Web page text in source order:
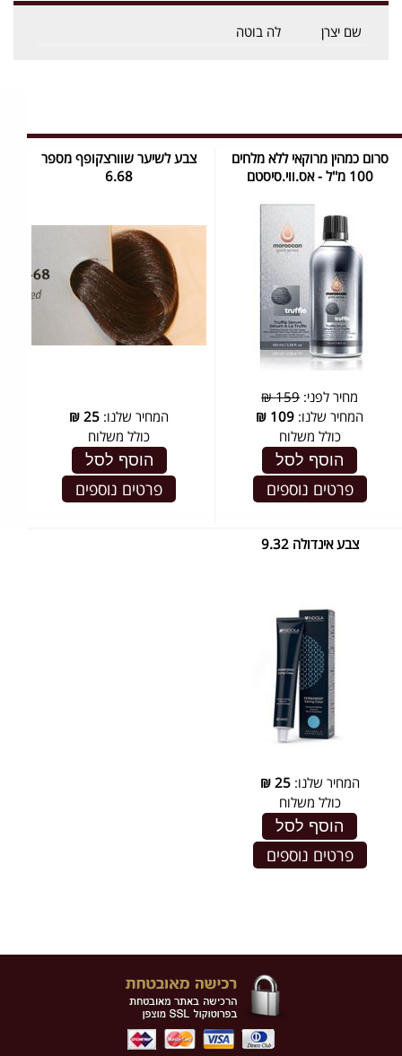
שם יצרן לה בוטה
סרום כמהין מרוקאי ללא מלחים
100 מ''ל - אס.ווי.סיסטם
מחיר לפני:159 ₪
המחיר שלנו: 109
₪
כולל משלוח
הוסף לסל
פרטים נוספים
צבע לשיער שוורצקופף מספר
6.68
המחיר שלנו: 25
₪
כולל משלוח
הוסף לסל
פרטים נוספים
צבע אינדולה 9.32
המחיר שלנו:25
₪
כולל משלוח
הוסף לסל
פרטים נוספים